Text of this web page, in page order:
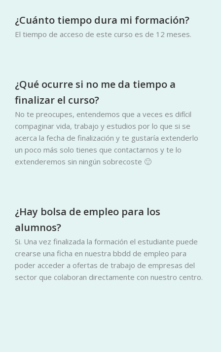
¿Cuánto tiempo dura mi formación?
El tiempo de acceso de este curso es de 12 meses.
¿Qué ocurre si no me da tiempo a
finalizar el curso?
No te preocupes, entendemos que a veces es difícil
compaginar vida, trabajo y estudios por lo que si se
acerca la fecha de finalización y te gustaría extenderlo
un poco más solo tienes que contactarnos y te lo
extenderemos sin ningún sobrecoste 🙂
¿Hay bolsa de empleo para los
alumnos?
Si. Una vez finalizada la formación el estudiante puede
crearse una ficha en nuestra bbdd de empleo para
poder acceder a ofertas de trabajo de empresas del
sector que colaboran directamente con nuestro centro.